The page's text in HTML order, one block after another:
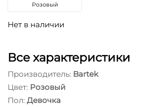
Розовый
Нет в наличии
Все характеристики
Производитель: Bartek
Цвет: Розовый
Пол: Девочка